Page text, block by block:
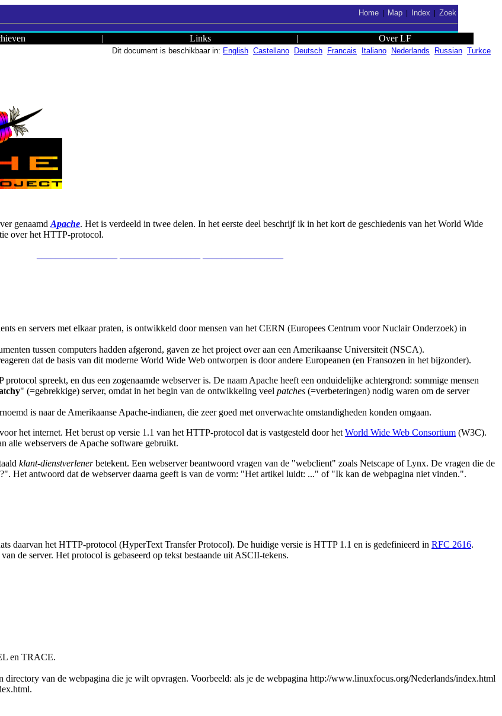
Home| Map| Index Zoek
| Links | Over LF
Dit document is beschikbaar in: English Castellano Deutsch Francais Italiano Nederlands Russian Turkce
genaamd Apache. Het is verdeeld in twee delen. In het eerste deel beschrijf ik in het kort de geschiedenis van het World Wide
over het HTTP-protocol.
en servers met elkaar praten, is ontwikkeld door mensen van het CERN (Europees Centrum voor Nuclair Onderzoek) in
tussen computers hadden afgerond, gaven ze het project over aan een Amerikaanse Universiteit (NSCA).
dat de basis van dit moderne World Wide Web ontworpen is door andere Europeanen (en Fransozen in het bijzonder).
protocol spreekt, en dus een zogenaamde webserver is. De naam Apache heeft een onduidelijke achtergrond: sommige mensen
tchy" (=gebrekkige) server, omdat in het begin van de ontwikkeling veel patches (=verbeteringen) nodig waren om de server
is naar de Amerikaanse Apache-indianen, die zeer goed met onverwachte omstandigheden konden omgaan.
het internet. Het berust op versie 1.1 van het HTTP-protocol dat is vastgesteld door het World Wide Web Consortium (W3C).
alle webservers de Apache software gebruikt.
klant-dienstverlenerbetekent. Een webserver beantwoord vragen van de "webclient" zoals Netscape of Lynx. De vragen die de
Het antwoord dat de webserver daarna geeft is van de vorm: "Het artikel luidt: ..." of "Ik kan de webpagina niet vinden.".
daarvan het HTTP-protocol (HyperText Transfer Protocol). De huidige versie is HTTP 1.1 en is gedefinieerd in RFC 2616.
de server. Het protocol is gebaseerd op tekst bestaande uit ASCII-tekens.
en TRACE.
directory van de webpagina die je wilt opvragen. Voorbeeld: als je de webpagina http://www.linuxfocus.org/Nederlands/index.html